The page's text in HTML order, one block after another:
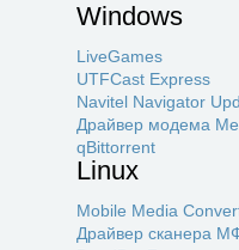
Windows
LiveGames
UTFCast Express
Navitel Navigator
Драйвер модема
qBittorrent
Linux
Mobile Media
Драйвер сканера